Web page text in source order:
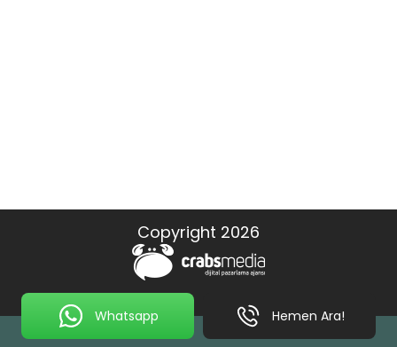
Whatsapp Hemen Ara!
Copyright 2026